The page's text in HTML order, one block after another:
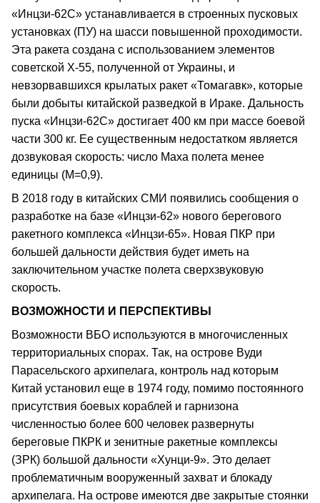
«Инцзи-62С» устанавливается в строенных пусковых
установках (ПУ) на шасси повышенной проходимости.
Эта ракета создана с использованием элементов
советской Х-55, полученной от Украины, и
невзорвавшихся крылатых ракет «Томагавк», которые
были добыты китайской разведкой в Ираке. Дальность
пуска «Инцзи-62С» достигает 400 км при массе боевой
части 300 кг. Ее существенным недостатком является
дозвуковая скорость: число Маха полета менее
единицы (M=0,9).
В 2018 году в китайских СМИ появились сообщения о
разработке на базе «Инцзи-62» нового берегового
ракетного комплекса «Инцзи-65». Новая ПКР при
большей дальности действия будет иметь на
заключительном участке полета сверхзвуковую
скорость.
ВОЗМОЖНОСТИ И ПЕРСПЕКТИВЫ
Возможности ВБО используются в многочисленных
территориальных спорах. Так, на острове Вуди
Парасельского архипелага, контроль над которым
Китай установил еще в 1974 году, помимо постоянного
присутствия боевых кораблей и гарнизона
численностью более 600 человек развернуты
береговые ПКРК и зенитные ракетные комплексы
(ЗРК) большой дальности «Хунци-9». Это делает
проблематичным вооруженный захват и блокаду
архипелага. На острове имеются две закрытые стоянки